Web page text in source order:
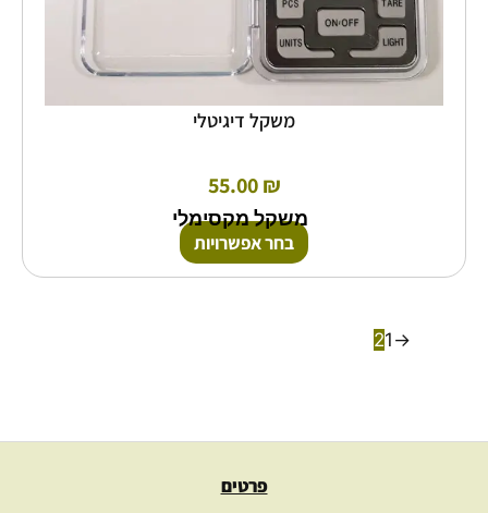
משקל דיגיטלי
55.00₪
משקל מקסימלי
בחר אפשרויות
→
1
2
פרטים